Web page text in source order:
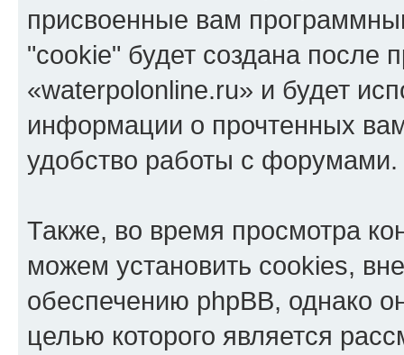
присвоенные вам
"cookie" будет создана после
«waterpolonline.ru» и будет
информации о прочтенных
удобство работы с форумами.
Также, во время просмотра
можем установить cookies,
обеспечению phpBB, однако
целью которого является